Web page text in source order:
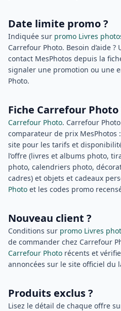
Date limite promo ?
Indiquée sur promo Livres
Carrefour Photo. Besoin d’aide
contact MesPhotos depuis la
signaler une promotion ou une
Photo.
Fiche Carrefour Photo
Carrefour Photo. Carrefour
comparateur de prix MesPhotos
site pour les tarifs et
l’offre (livres et albums photo,
photo, calendriers photo,
cadres) et objets et cadeaux
Photo et les codes promo
Nouveau client ?
Conditions sur promo Livres
de commander chez Carrefour
Carrefour Photo récents et
annoncées sur le site officiel du
Produits exclus ?
Lisez le détail de chaque offre